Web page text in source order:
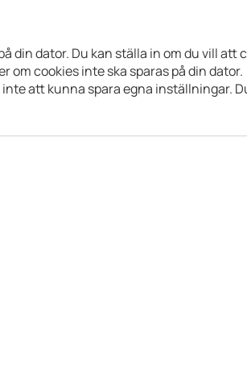
din dator. Du kan ställa in om du vill att
om cookies inte ska sparas på din dator.
att kunna spara egna inställningar.